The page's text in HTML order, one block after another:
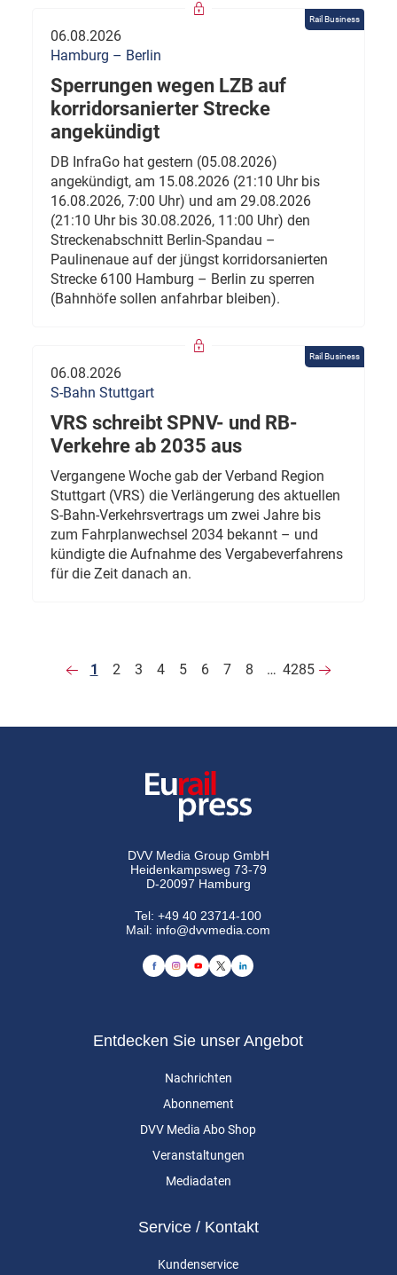
Rail Business
06.08.2026
Hamburg – Berlin
Sperrungen wegen LZB auf
korridorsanierter Strecke
angekündigt
DB InfraGo hat gestern (05.08.2026)
angekündigt, am 15.08.2026 (21:10 Uhr bis
16.08.2026, 7:00 Uhr) und am 29.08.2026
(21:10 Uhr bis 30.08.2026, 11:00 Uhr) den
Streckenabschnitt Berlin-Spandau –
Paulinenaue auf der jüngst korridorsanierten
Strecke 6100 Hamburg – Berlin zu sperren
(Bahnhöfe sollen anfahrbar bleiben).
Rail Business
06.08.2026
S-Bahn Stuttgart
VRS schreibt SPNV- und RB-
Verkehre ab 2035 aus
Vergangene Woche gab der Verband Region
Stuttgart (VRS) die Verlängerung des aktuellen
S-Bahn-Verkehrsvertrags um zwei Jahre bis
zum Fahrplanwechsel 2034 bekannt – und
kündigte die Aufnahme des Vergabeverfahrens
für die Zeit danach an.
1 2 3 4 5 6 7 8 … 4285
DVV Media Group GmbH
Heidenkampsweg 73-79
D-20097 Hamburg
Tel:+49 40 23714-100
Mail: info@dvvmedia.com
Entdecken Sie unser Angebot
Nachrichten
Abonnement
DVV Media Abo Shop
Veranstaltungen
Mediadaten
Service / Kontakt
Kundenservice